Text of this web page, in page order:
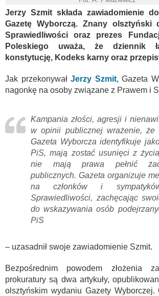
Jerzy Szmit składa zawiadomienie
Gazetę Wyborczą. Znany olsztyński
Sprawiedliwości oraz prezes
Poleskiego uważa, że dziennik
konstytucję, Kodeks karny oraz
Jak przekonywał Jerzy Szmit, Gazeta
nagonkę na osoby związane z Prawem i
Kampania złości, agresji i
w opinii publicznej wrażenie, że
Gazeta Wyborcza identyfikuje
PiS, mają zostać usunięci z
nie mają prawa pełnić
publicznych. Gazeta organizuje
na członków i
Sprawiedliwości, zachęcając
do wskazywania osób
PiS
– uzasadnił swoje zawiadomienie Szmit.
Bezpośrednim powodem złożenia
prokuratury są dwa artykuły,
olsztyńskim wydaniu Gazety